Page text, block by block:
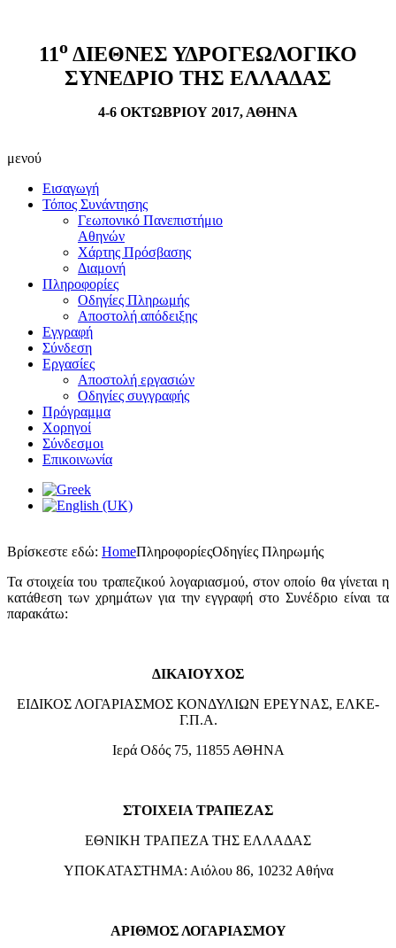
11ο ΔΙΕΘΝΕΣ ΥΔΡΟΓΕΩΛΟΓΙΚΟ
ΣΥΝΕΔΡΙΟ ΤΗΣ ΕΛΛΑΔΑΣ
4-6 ΟΚΤΩΒΡΙΟΥ 2017, ΑΘΗΝΑ
μενού
Εισαγωγή
Τόπος Συνάντησης
Γεωπονικό Πανεπιστήμιο
Αθηνών
Χάρτης Πρόσβασης
Διαμονή
Πληροφορίες
Οδηγίες Πληρωμής
Αποστολή απόδειξης
Εγγραφή
Σύνδεση
Εργασίες
Αποστολή εργασιών
Οδηγίες συγγραφής
Πρόγραμμα
Χορηγοί
Σύνδεσμοι
Επικοινωνία
Βρίσκεστε εδώ: HomeΠληροφορίεςΟδηγίες Πληρωμής
Τα στοιχεία του τραπεζικού λογαριασμού, στον οποίο θα γίνεται η
κατάθεση των χρημάτων για την εγγραφή στο Συνέδριο είναι τα
παρακάτω:
ΔΙΚΑΙΟΥΧΟΣ
ΕΙΔΙΚΟΣ ΛΟΓΑΡΙΑΣΜΟΣ ΚΟΝΔΥΛΙΩΝ ΕΡΕΥΝΑΣ, ΕΛΚΕ-
Γ.Π.Α.
Ιερά Οδός 75, 11855 ΑΘΗΝΑ
ΣΤΟΙΧΕΙΑ ΤΡΑΠΕΖΑΣ
ΕΘΝΙΚΗ ΤΡΑΠΕΖΑ ΤΗΣ ΕΛΛΑΔΑΣ
ΥΠΟΚΑΤΑΣΤΗΜΑ: Αιόλου 86, 10232 Αθήνα
ΑΡΙΘΜΟΣ ΛΟΓΑΡΙΑΣΜΟΥ